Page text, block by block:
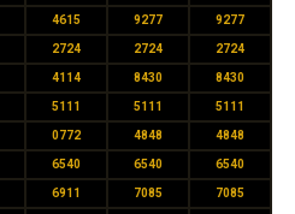
4615 9277 9277
2724 2724 2724
4114 8430 8430
5111 5111 5111
0772 4848 4848
6540 6540 6540
6911 7085 7085